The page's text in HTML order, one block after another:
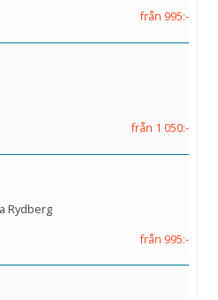
från 995:-
från 1 050:-
Rydberg
från 995:-